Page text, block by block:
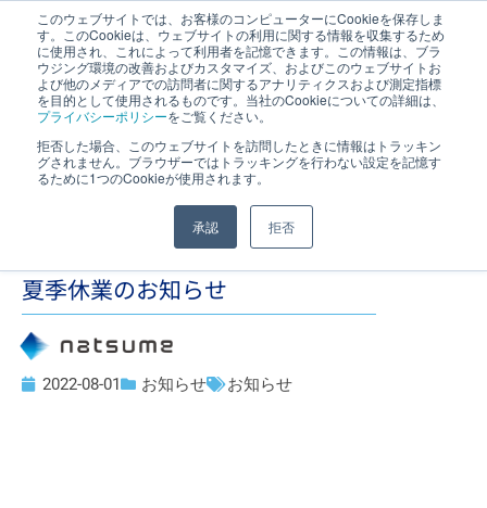
このウェブサイトでは、お客様のコンピューターにCookieを保存しま
す。このCookieは、ウェブサイトの利用に関する情報を収集するため
に使用され、これによって利用者を記憶できます。この情報は、ブラ
ウジング環境の改善およびカスタマイズ、およびこのウェブサイトお
よび他のメディアでの訪問者に関するアナリティクスおよび測定指標
を目的として使用されるものです。当社のCookieについての詳細は、
プライバシーポリシーをご覧ください。
拒否した場合、このウェブサイトを訪問したときに情報はトラッキン
グされません。ブラウザーではトラッキングを行わない設定を記憶す
るために1つのCookieが使用されます。
承認 拒否
JP｜EN
夏季休業のお知らせ
2022-08-01 お知らせ お知らせ